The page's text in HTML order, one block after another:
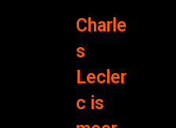
Charle
s
Lecler
c is